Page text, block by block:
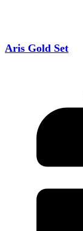
Aris Gold Set